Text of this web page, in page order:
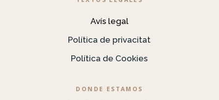
Avís legal
Política de privacitat
Política de Cookies
DONDE ESTAMOS